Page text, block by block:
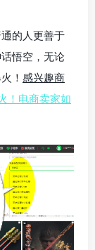
的人更善于
悟空，无论
！ 感兴趣商
！电商卖家如